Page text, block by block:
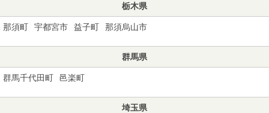
栃木県
那須町 宇都宮市 益子町 那須烏山市
群馬県
群馬千代田町 邑楽町
埼玉県